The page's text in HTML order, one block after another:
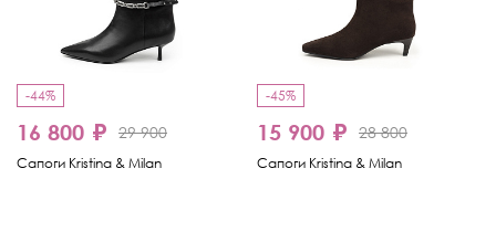
-44%
16 800 ₽ 29 900
Сапоги Kristina & Milan
-45%
15 900 ₽ 28 800
Сапоги Kristina & Milan